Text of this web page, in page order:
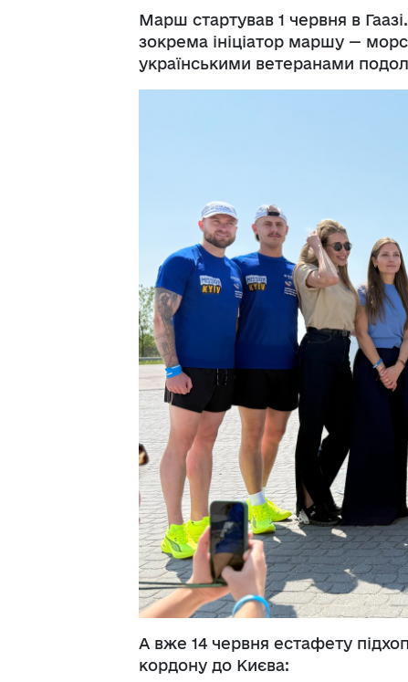
Марш стартував 1 червня в
зокрема ініціатор маршу —
українськими ветеранами
А вже 14 червня естафету
кордону до Києва: